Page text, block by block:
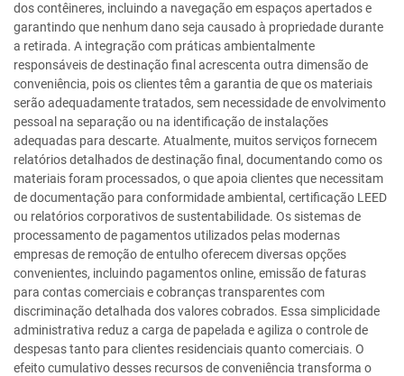
dos contêineres, incluindo a navegação em espaços apertados e
garantindo que nenhum dano seja causado à propriedade durante
a retirada. A integração com práticas ambientalmente
responsáveis de destinação final acrescenta outra dimensão de
conveniência, pois os clientes têm a garantia de que os materiais
serão adequadamente tratados, sem necessidade de envolvimento
pessoal na separação ou na identificação de instalações
adequadas para descarte. Atualmente, muitos serviços fornecem
relatórios detalhados de destinação final, documentando como os
materiais foram processados, o que apoia clientes que necessitam
de documentação para conformidade ambiental, certificação LEED
ou relatórios corporativos de sustentabilidade. Os sistemas de
processamento de pagamentos utilizados pelas modernas
empresas de remoção de entulho oferecem diversas opções
convenientes, incluindo pagamentos online, emissão de faturas
para contas comerciais e cobranças transparentes com
discriminação detalhada dos valores cobrados. Essa simplicidade
administrativa reduz a carga de papelada e agiliza o controle de
despesas tanto para clientes residenciais quanto comerciais. O
efeito cumulativo desses recursos de conveniência transforma o